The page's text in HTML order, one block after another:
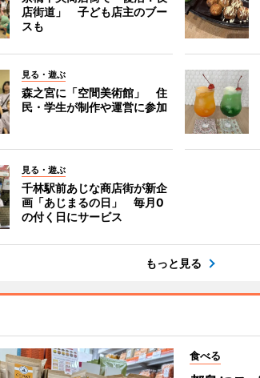
店街道」 子ども店主のブー
スも
見る・遊ぶ
森之宮に「空間美術館」 住
民・学生が制作や運営に参加
見る・遊ぶ
千林駅前あじな商店街が新企
画「あじまるの日」 毎月0
の付く日にサービス
もっと見る
食べる